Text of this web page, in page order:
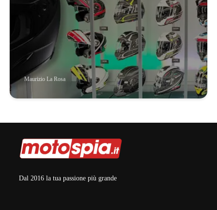
Maurizio La Rosa
Dal 2016 la tua passione più grande